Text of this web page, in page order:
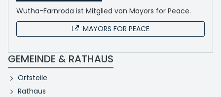
Wutha-Farnroda ist Mitglied von Mayors for Peace.
MAYORS FOR PEACE
GEMEINDE & RATHAUS
Ortsteile
Rathaus